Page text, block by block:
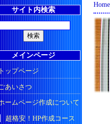
Home
サイト内検索
メインページ
トップページ
あいさつ
ームページ作成について
超格安！HP作成コース